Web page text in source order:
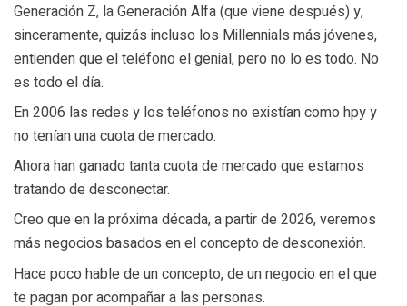
Generación Z, la Generación Alfa (que viene después) y,
sinceramente, quizás incluso los Millennials más jóvenes,
entienden que el teléfono el genial, pero no lo es todo. No
es todo el día.
En 2006 las redes y los teléfonos no existían como hpy y
no tenían una cuota de mercado.
Ahora han ganado tanta cuota de mercado que estamos
tratando de desconectar.
Creo que en la próxima década, a partir de 2026, veremos
más negocios basados en el concepto de desconexión.
Hace poco hable de un concepto, de un negocio en el que
te pagan por acompañar a las personas.